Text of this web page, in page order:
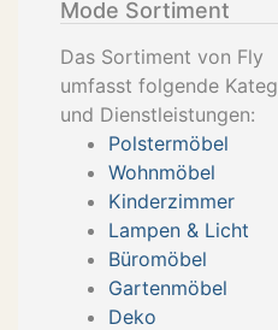
Mode Sortiment
Das Sortiment von Fly
umfasst folgende
und Dienstleistungen:
Polstermöbel
Wohnmöbel
Kinderzimmer
Lampen & Licht
Büromöbel
Gartenmöbel
Deko